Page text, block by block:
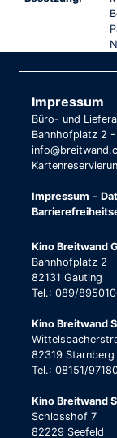
Impressum
Büro- und
Bahnhofplatz 2
Impressum -
Kino Breitwand
Bahnhofplatz 2
82131 Gauting
Tel.: 089/
Kino Breitwand
82319 Starnberg
Tel.: 08151/
Kino Breitwand
Schlosshof 7
82229 Seefeld